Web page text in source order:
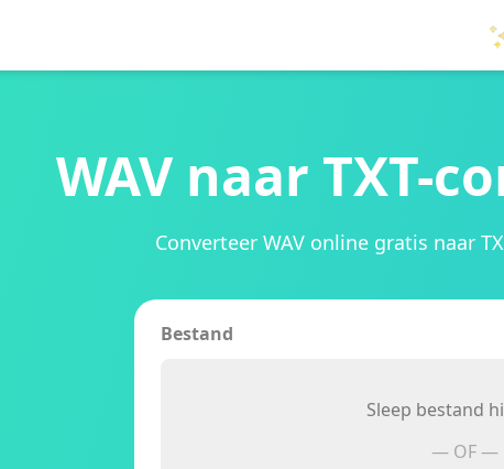
WAV naar TXT-
Converteer WAV online gratis naar
Bestand
Sleep bestand
— OF —